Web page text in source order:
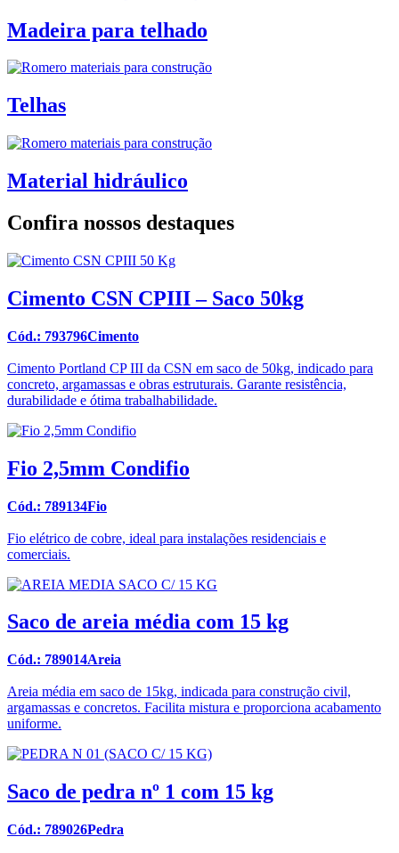
Madeira para telhado
Telhas
Material hidráulico
Confira nossos destaques
Cimento CSN CPIII – Saco 50kg
Cód.: 793796Cimento
Cimento Portland CP III da CSN em saco de 50kg, indicado para
concreto, argamassas e obras estruturais. Garante resistência,
durabilidade e ótima trabalhabilidade.
Fio 2,5mm Condifio
Cód.: 789134Fio
Fio elétrico de cobre, ideal para instalações residenciais e
comerciais.
Saco de areia média com 15 kg
Cód.: 789014Areia
Areia média em saco de 15kg, indicada para construção civil,
argamassas e concretos. Facilita mistura e proporciona acabamento
uniforme.
Saco de pedra nº 1 com 15 kg
Cód.: 789026Pedra